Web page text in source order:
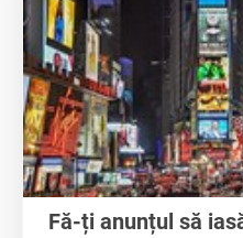
Fă-ți anunțul să